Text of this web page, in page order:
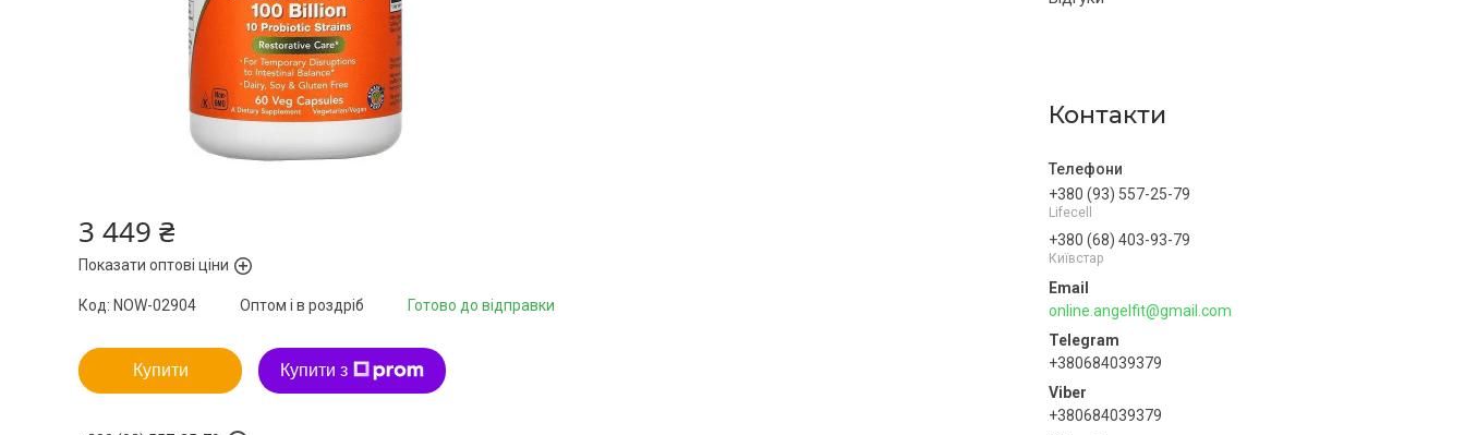
Контакти
+380 (93) 557-25-79
Lifecell
+380 (68) 403-93-79
Київстар
online.angelfit@gmail.com
+380684039379
+380684039379
3 449 ₴
Показати оптові ціни
Готово до відправки
Оптом і в роздріб
Код: NOW-02904
Купити Купити з